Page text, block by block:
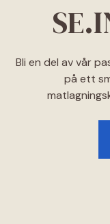
Bli en del av vår
på ett